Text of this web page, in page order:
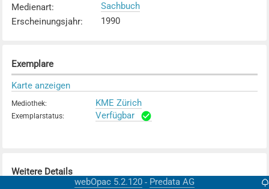
Medienart:
Sachbuch
Erscheinungsjahr: 1990
Exemplare
Karte anzeigen
Mediothek: KME Zürich
Exemplarstatus: Verfügbar
Weitere Details
webOpac 5.2.120 - Predata AG